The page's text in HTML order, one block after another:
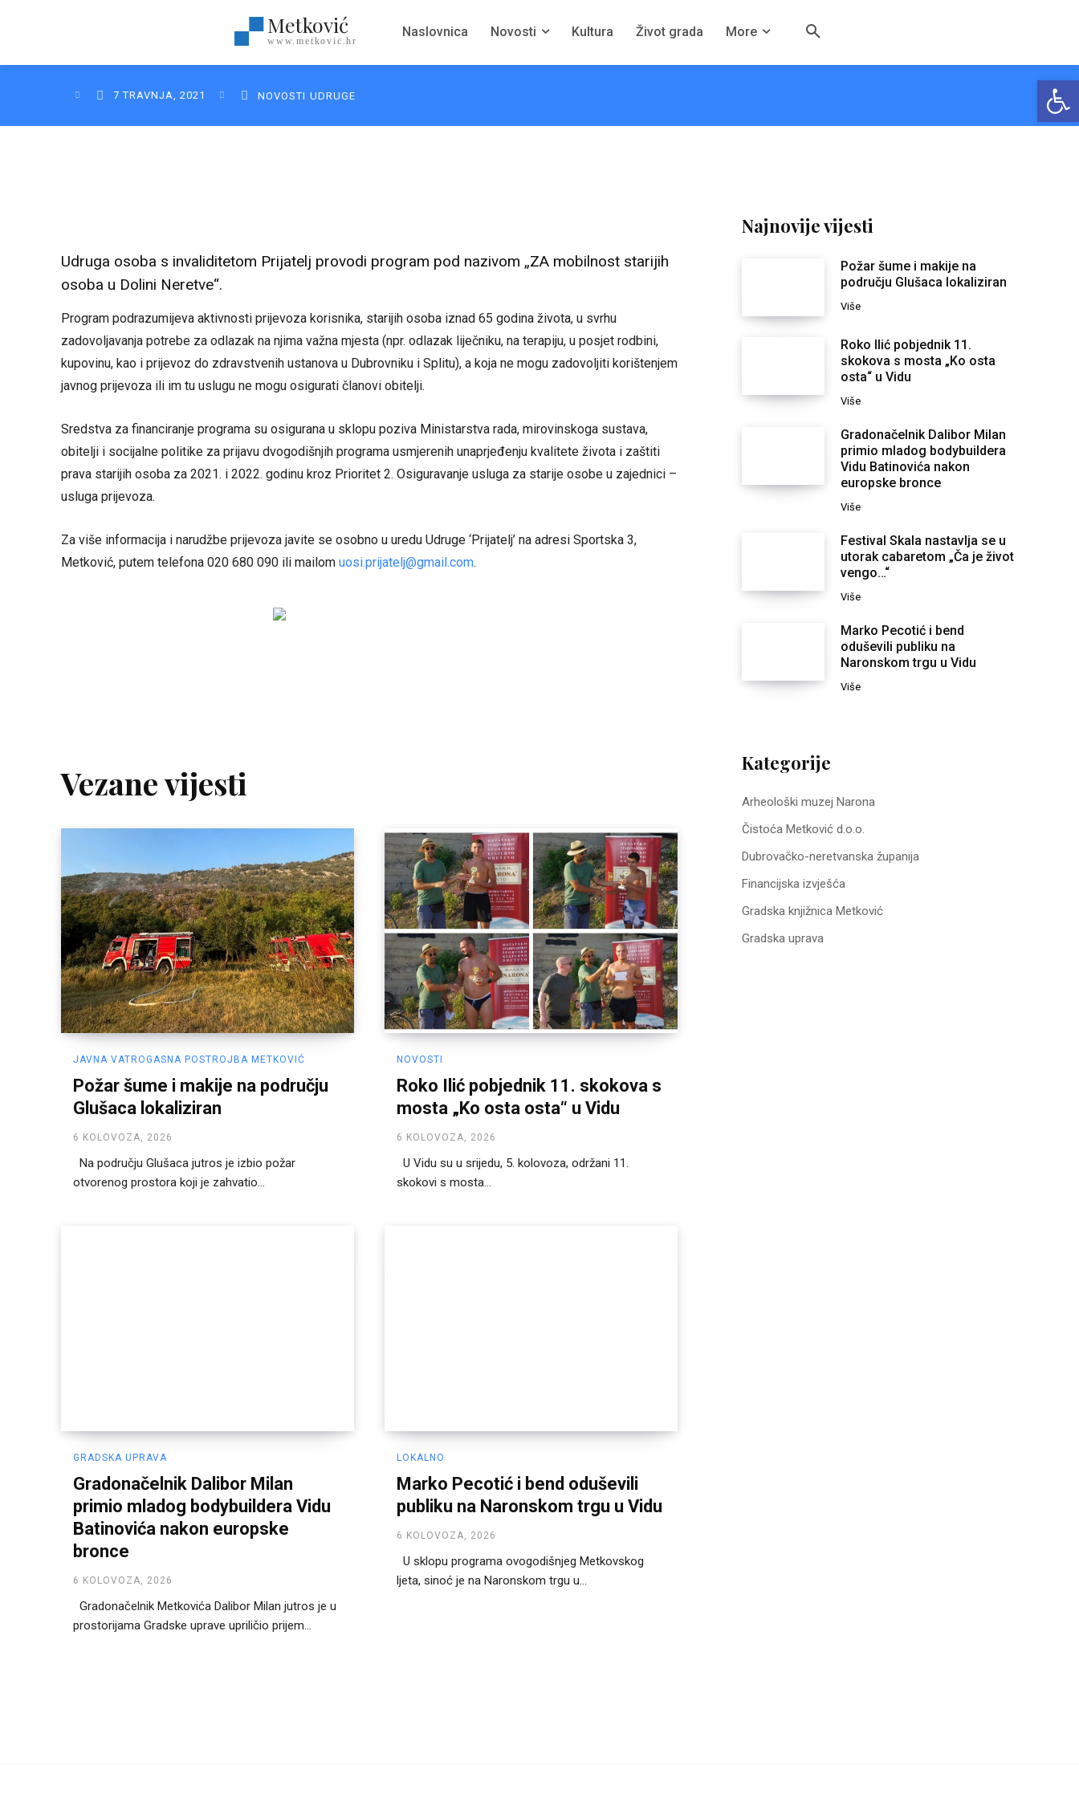
Metković
www.metkovic.hr
Naslovnica Novosti Kultura Život grada More
7 TRAVNJA, 2021 NOVOSTI UDRUGE
Udruga osoba s invaliditetom Prijatelj provodi program pod nazivom „ZA mobilnost starijih
osoba u Dolini Neretve“.
Program podrazumijeva aktivnosti prijevoza korisnika, starijih osoba iznad 65 godina života, u svrhu
zadovoljavanja potrebe za odlazak na njima važna mjesta (npr. odlazak liječniku, na terapiju, u posjet rodbini,
kupovinu, kao i prijevoz do zdravstvenih ustanova u Dubrovniku i Splitu), a koja ne mogu zadovoljiti korištenjem
javnog prijevoza ili im tu uslugu ne mogu osigurati članovi obitelji.
Sredstva za financiranje programa su osigurana u sklopu poziva Ministarstva rada, mirovinskoga sustava,
obitelji i socijalne politike za prijavu dvogodišnjih programa usmjerenih unaprjeđenju kvalitete života i zaštiti
prava starijih osoba za 2021. i 2022. godinu kroz Prioritet 2. Osiguravanje usluga za starije osobe u zajednici –
usluga prijevoza.
Za više informacija i narudžbe prijevoza javite se osobno u uredu Udruge ‘Prijatelj’ na adresi Sportska 3,
Metković, putem telefona 020 680 090 ili mailom uosi.prijatelj@gmail.com.
Vezane vijesti
JAVNA VATROGASNA POSTROJBA METKOVIĆ
Požar šume i makije na području
Glušaca lokaliziran
6 KOLOVOZA, 2026
Na području Glušaca jutros je izbio požar
otvorenog prostora koji je zahvatio...
NOVOSTI
Roko Ilić pobjednik 11. skokova s
mosta „Ko osta osta“ u Vidu
6 KOLOVOZA, 2026
U Vidu su u srijedu, 5. kolovoza, održani 11.
skokovi s mosta...
GRADSKA UPRAVA
Gradonačelnik Dalibor Milan
primio mladog bodybuildera Vidu
Batinovića nakon europske
bronce
6 KOLOVOZA, 2026
Gradonačelnik Metkovića Dalibor Milan jutros je u
prostorijama Gradske uprave upriličio prijem...
LOKALNO
Marko Pecotić i bend oduševili
publiku na Naronskom trgu u Vidu
6 KOLOVOZA, 2026
U sklopu programa ovogodišnjeg Metkovskog
ljeta, sinoć je na Naronskom trgu u...
Najnovije vijesti
Požar šume i makije na
području Glušaca lokaliziran
Više
Roko Ilić pobjednik 11.
skokova s mosta „Ko osta
osta“ u Vidu
Više
Gradonačelnik Dalibor Milan
primio mladog bodybuildera
Vidu Batinovića nakon
europske bronce
Više
Festival Skala nastavlja se u
utorak cabaretom „Ča je život
vengo…“
Više
Marko Pecotić i bend
oduševili publiku na
Naronskom trgu u Vidu
Više
Kategorije
Arheološki muzej Narona
Čistoća Metković d.o.o.
Dubrovačko-neretvanska županija
Financijska izvješća
Gradska knjižnica Metković
Gradska uprava